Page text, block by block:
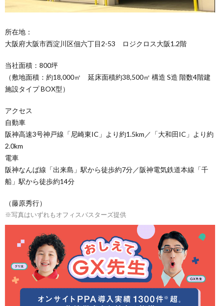
所在地：
大阪府大阪市西淀川区佃六丁目2-53 ロジクロス大阪1.2階
当社面積：800坪
（敷地面積：約18,000㎡ 延床面積約38,500㎡ 構造 S造 階数4階建
施設タイプ BOX型）
アクセス
自動車
阪神高速3号神戸線「尼崎東IC」より約1.5km／「大和田IC」より約
2.0km
電車
阪神なんば線「出来島」駅から徒歩約7分／阪神電気鉄道本線「千
船」駅から徒歩約14分
（藤原秀行）
※写真はいずれもオフィスバスターズ提供